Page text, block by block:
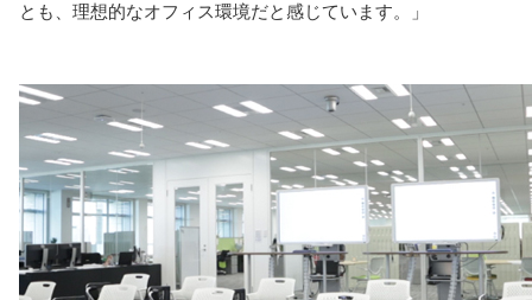
とも、理想的なオフィス環境だと感じています。」